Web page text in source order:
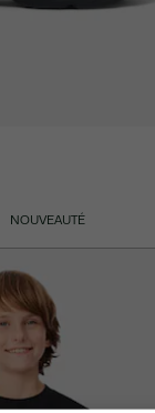
NOUVEAUTÉ